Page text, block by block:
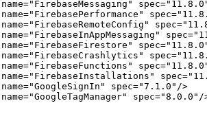
spec="7.1.0"/>
spec="8.0.0"/